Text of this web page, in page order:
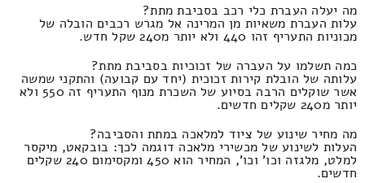
מה יעלה העברת כלי רכב בסביבת מתת?
עלות העברת משאיות מן המרינה אל מגרש רכבים הובלה של
מכוניות התעריף זהו 440 ולא יותר מ240 שקל חדש.
כמה תשלמו על העברה של זכוכיות בסביבת מתת?
עלותה של הובלת קירות זכוכית (יחד עם קבועה) והתקני שמשה
אשר שוקלים הרבה בסיוע של השכרת מנוף התעריף זה 550 ולא
יותר מ240 שקלים חדשים.
מה מחיר שינוע של ציוד למלאכה במתת והסביבה?
העלות לשינוע של מכשירי מלאכה דוגמה לכך: בובקאט, מיקסר
למלט, מלגזה וכו' וכו', המחיר הוא 450 ומקסימום 240 שקלים
חדשים.